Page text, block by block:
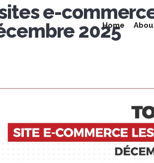
Home
e-
2025